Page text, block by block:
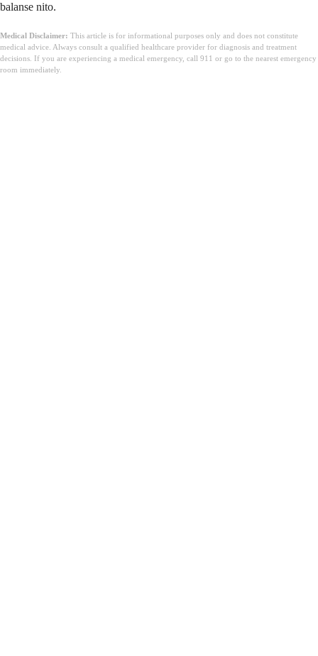
balanse nito.
Medical Disclaimer: This article is for informational purposes only and does not constitute
medical advice. Always consult a qualified healthcare provider for diagnosis and treatment
decisions. If you are experiencing a medical emergency, call 911 or go to the nearest emergency
room immediately.